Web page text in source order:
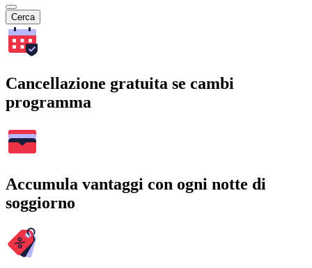
Cerca
Cancellazione gratuita se cambi
programma
Accumula vantaggi con ogni notte di
soggiorno